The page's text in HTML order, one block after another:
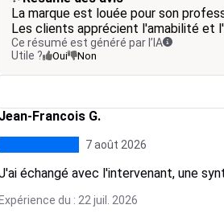
La marque est louée pour son
Les clients apprécient l'amabilité et
Ce résumé est généré par l’IA
Utile ?
Oui Non
Jean-Francois G.
7 août 2026
échangé avec l'intervenant, une
Expérience du : 22 juil. 2026